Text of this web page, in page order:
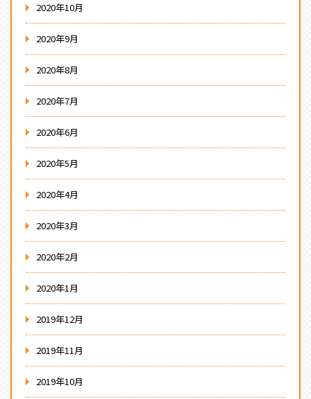
2020年10月
2020年9月
2020年8月
2020年7月
2020年6月
2020年5月
2020年4月
2020年3月
2020年2月
2020年1月
2019年12月
2019年11月
2019年10月